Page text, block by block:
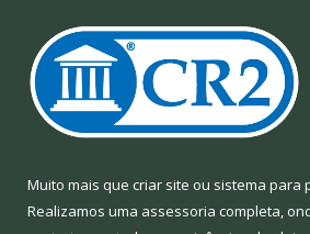
Muito mais que criar site ou sistema para
Realizamos uma assessoria completa,